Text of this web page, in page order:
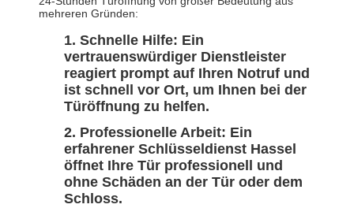
mehreren Gründen:
Schnelle Hilfe: Ein
vertrauenswürdiger Dienstleister
reagiert prompt auf Ihren Notruf und
ist schnell vor Ort, um Ihnen bei der
Türöffnung zu helfen.
Professionelle Arbeit: Ein
erfahrener Schlüsseldienst Hassel
öffnet Ihre Tür professionell und
ohne Schäden an der Tür oder dem
Schloss.